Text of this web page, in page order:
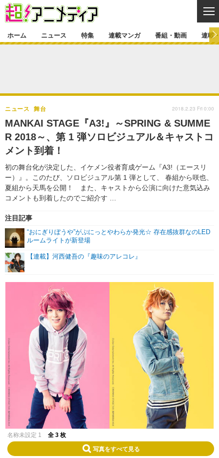
ゲーム・アプリ マンガ
グッズ イベント
声優
舞台 新帝スタ
特集一覧 カバー
ラキりす
連載マンガ
番組・動画一覧 ラジオ
動画
連載・ブログ
連載・ブログ一覧
編集部ブログ・お知らせ
ホーム ニュース 特集 連載マンガ 番組・動画 連載
MANKAI STAGE『A3!』～SPRING & SUMME
R 2018～、第 1 弾ソロビジュアル＆キャストコ
メント到着！
初の舞台化が決定した、イケメン役者育成ゲーム『A3!（エースリ
ー）』。このたび、ソロビジュアル第 1 弾として、 春組から咲也、
夏組から天馬を公開！ また、キャストから公演に向けた意気込み
コメントも到着したのでご紹介す …
ニュース 舞台
注目記事
“おにぎりぼうや”がぷにっとやわらか発光☆ 存在感抜群なのLED
ルームライトが新登場
【連載】河西健吾の『趣味のアレコレ』
2018.2.23 Fri 0:00
名称未設定 1 全 3 枚
写真をすべて見る